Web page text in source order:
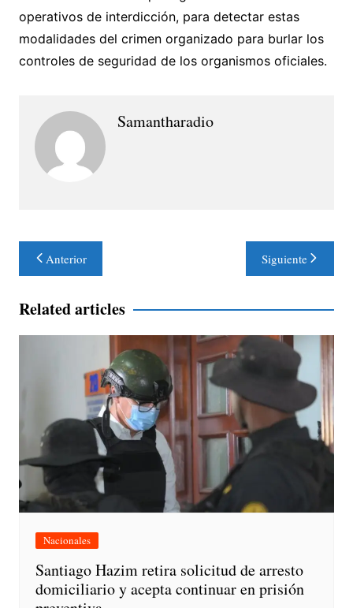
operativos de interdicción, para detectar estas
modalidades del crimen organizado para burlar los
controles de seguridad de los organismos oficiales.
Samantharadio
Navegación
de
entradas
Anterior Siguiente
Related articles
Nacionales
Santiago Hazim retira solicitud de arresto
domiciliario y acepta continuar en prisión